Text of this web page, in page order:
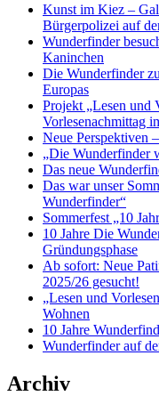
Kunst im Kiez –
Bürgerpolizei auf
Wunderfinder
Kaninchen
Die Wunderfinder
Europas
Projekt „Lesen und
Vorlesenachmittag
Neue Perspektiven
„Die Wunderfinder
Das neue
Das war unser
Wunderfinder“
Sommerfest „10
10 Jahre Die
Gründungsphase
Ab sofort: Neue
2025/26 gesucht!
„Lesen und
Wohnen
10 Jahre
Wunderfinder auf
Archiv